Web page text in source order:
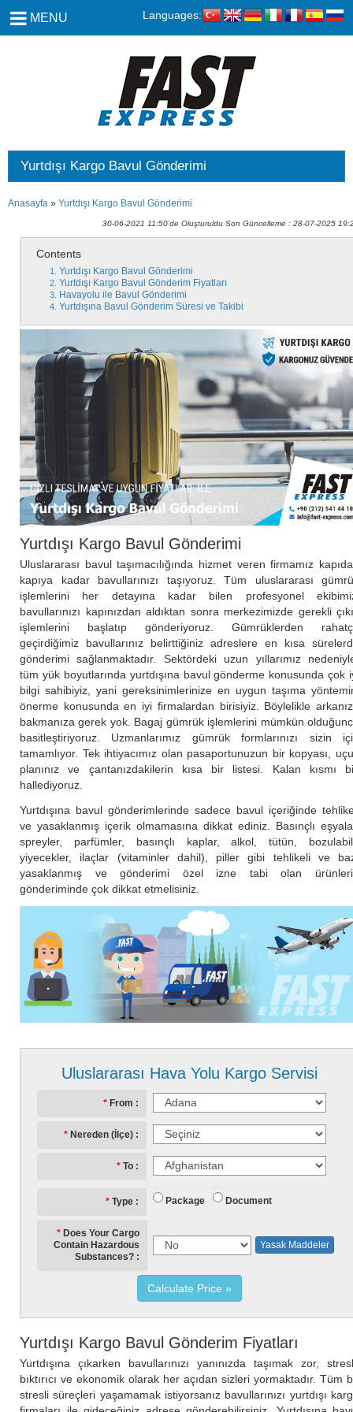
MENU Languages:
Yurtdışı Kargo Bavul Gönderimi
Anasayfa » Yurtdışı Kargo Bavul Gönderimi
30-06-2021 11:50'de Oluşturuldu Son Güncelleme : 28-07-2025
Uluslararası Hava Yolu Kargo Servisi
From
Nereden (İlçe)
To
Type Package Document
Does Your Cargo
Contain Hazardous
Substances?
Yasak Maddeler
Calculate Price
Contents
Yurtdışı Kargo Bavul Gönderimi
Yurtdışı Kargo Bavul Gönderim Fiyatları
Havayolu ile Bavul Gönderimi
Yurtdışına Bavul Gönderim Süresi ve Takibi
Yurtdışı Kargo Bavul Gönderimi
Uluslararası bavul taşımacılığında hizmet veren firmamız
kapıya kadar bavullarınızı taşıyoruz. Tüm uluslararası
işlemlerini her detayına kadar bilen profesyonel
bavullarınızı kapınızdan aldıktan sonra merkezimizde gerekli
işlemlerini başlatıp gönderiyoruz. Gümrüklerden
geçirdiğimiz bavullarınız belirttiğiniz adreslere en kısa
gönderimi sağlanmaktadır. Sektördeki uzun yıllarımız
tüm yük boyutlarında yurtdışına bavul gönderme konusunda çok
bilgi sahibiyiz, yani gereksinimlerinize en uygun taşıma
önerme konusunda en iyi firmalardan birisiyiz. Böylelikle
bakmanıza gerek yok. Bagaj gümrük işlemlerini mümkün
basitleştiriyoruz. Uzmanlarımız gümrük formlarınızı sizin
tamamlıyor. Tek ihtiyacımız olan pasaportunuzun bir kopyası,
planınız ve çantanızdakilerin kısa bir listesi. Kalan kısmı
hallediyoruz.
Yurtdışına bavul gönderimlerinde sadece bavul içeriğinde
ve yasaklanmış içerik olmamasına dikkat ediniz. Basınçlı
spreyler, parfümler, basınçlı kaplar, alkol, tütün,
yiyecekler, ilaçlar (vitaminler dahil), piller gibi tehlikeli ve
yasaklanmış ve gönderimi özel izne tabi olan
gönderiminde çok dikkat etmelisiniz.
Yurtdışı Kargo Bavul Gönderim Fiyatları
Yurtdışına çıkarken bavullarınızı yanınızda taşımak zor,
bıktırıcı ve ekonomik olarak her açıdan sizleri yormaktadır. Tüm
stresli süreçleri yaşamamak istiyorsanız bavullarınızı yurtdışı